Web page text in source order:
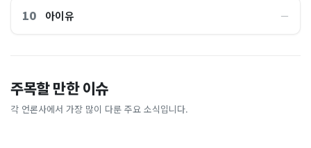
10 아이유 ―
주목할 만한 이슈
각 언론사에서 가장 많이 다룬 주요 소식입니다.
이 대통령 사관학교 통합 발언
에…“서울대 법대·충암고도
없애나”
채널A
라 출렁이는 日증시
아시아경제
총리 영상에 "대체 뭐냐" 발
칵‥日 배우도 "미친 짓"
실체, 은밀하게…[중국나라]